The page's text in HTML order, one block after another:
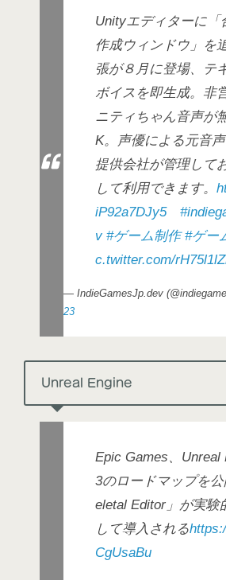
Unityエディターに「
作成ウィンドウ」を
張が８月に登場、テ
ボイスを即生成。非
ニティちゃん音声が
K。声優による元音
提供会社が管理して
して利用できます。
iP92a7DJy5
v #ゲーム制作 #ゲー
c.twitter.com/
— IndieGamesJp.dev
23
Unreal Engine
Epic Games、Unreal
3のロードマップを
eletal Editor」が実験
して導入される
CgUsaBu